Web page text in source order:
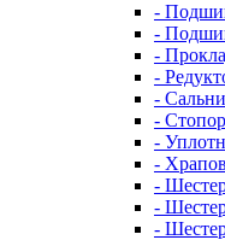
-
-
-
-
-
-
-
-
-
-
-